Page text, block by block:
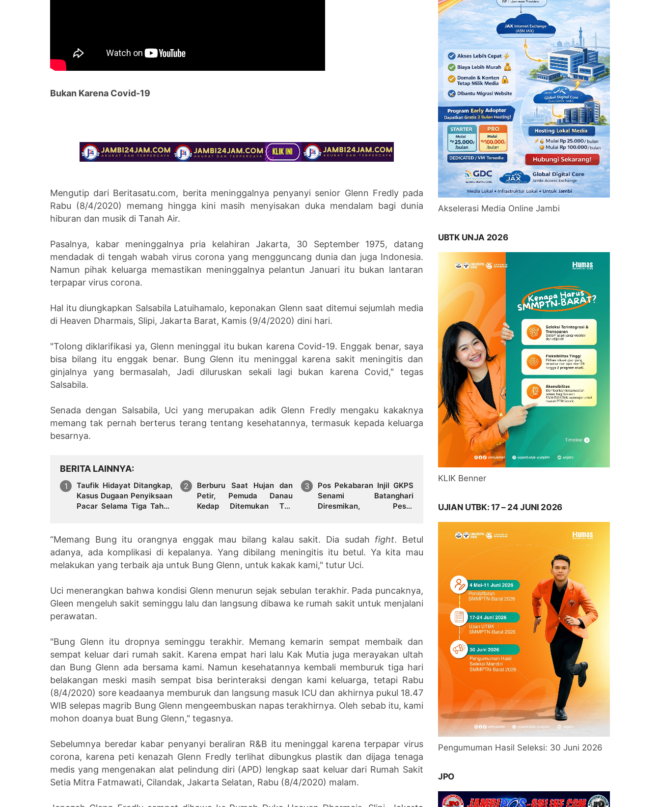
Bukan Karena Covid-19
Mengutip dari Beritasatu.com, berita meninggalnya penyanyi senior Glenn Fredly pada
Rabu (8/4/2020) memang hingga kini masih menyisakan duka mendalam bagi dunia
hiburan dan musik di Tanah Air.
Pasalnya, kabar meninggalnya pria kelahiran Jakarta, 30 September 1975, datang
mendadak di tengah wabah virus corona yang mengguncang dunia dan juga Indonesia.
Namun pihak keluarga memastikan meninggalnya pelantun Januari itu bukan lantaran
terpapar virus corona.
Hal itu diungkapkan Salsabila Latuihamalo, keponakan Glenn saat ditemui sejumlah media
di Heaven Dharmais, Slipi, Jakarta Barat, Kamis (9/4/2020) dini hari.
"Tolong diklarifikasi ya, Glenn meninggal itu bukan karena Covid-19. Enggak benar, saya
bisa bilang itu enggak benar. Bung Glenn itu meninggal karena sakit meningitis dan
ginjalnya yang bermasalah, Jadi diluruskan sekali lagi bukan karena Covid," tegas
Salsabila.
Senada dengan Salsabila, Uci yang merupakan adik Glenn Fredly mengaku kakaknya
memang tak pernah berterus terang tentang kesehatannya, termasuk kepada keluarga
besarnya.
BERITA LAINNYA
Taufik Hidayat Ditangkap,
Kasus Dugaan Penyiksaan
Pacar Selama Tiga Tahun
Berburu Saat Hujan dan
Petir, Pemuda Danau
Kedap Ditemukan Tak
Pos Pekabaran Injil GKPS
Senami Batanghari
Diresmikan, Pesta
“Memang Bung itu orangnya enggak mau bilang kalau sakit. Dia sudah fight. Betul
adanya, ada komplikasi di kepalanya. Yang dibilang meningitis itu betul. Ya kita mau
melakukan yang terbaik aja untuk Bung Glenn, untuk kakak kami," tutur Uci.
Uci menerangkan bahwa kondisi Glenn menurun sejak sebulan terakhir. Pada puncaknya,
Gleen mengeluh sakit seminggu lalu dan langsung dibawa ke rumah sakit untuk menjalani
perawatan.
"Bung Glenn itu dropnya seminggu terakhir. Memang kemarin sempat membaik dan
sempat keluar dari rumah sakit. Karena empat hari lalu Kak Mutia juga merayakan ultah
dan Bung Glenn ada bersama kami. Namun kesehatannya kembali memburuk tiga hari
belakangan meski masih sempat bisa berinteraksi dengan kami keluarga, tetapi Rabu
(8/4/2020) sore keadaanya memburuk dan langsung masuk ICU dan akhirnya pukul 18.47
WIB selepas magrib Bung Glenn mengeembuskan napas terakhirnya. Oleh sebab itu, kami
mohon doanya buat Bung Glenn," tegasnya.
Sebelumnya beredar kabar penyanyi beraliran R&B itu meninggal karena terpapar virus
corona, karena peti kenazah Glenn Fredly terlihat dibungkus plastik dan dijaga tenaga
medis yang mengenakan alat pelindung diri (APD) lengkap saat keluar dari Rumah Sakit
Setia Mitra Fatmawati, Cilandak, Jakarta Selatan, Rabu (8/4/2020) malam.
Akselerasi Media Online Jambi
UBTK UNJA 2026
KLIK Benner
UJIAN UTBK: 17 – 24 JUNI 2026
Pengumuman Hasil Seleksi: 30 Juni 2026
JPO